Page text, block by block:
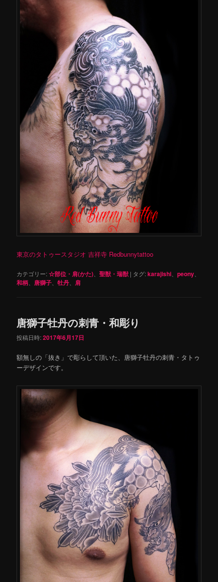
東京のタトゥースタジオ 吉祥寺 Redbunnytattoo
カテゴリー:☆部位・肩(かた) 、聖獣・瑞獣 | タグ:karajishi 、peony
和柄 唐獅子 、牡丹 肩
唐獅子牡丹の刺青・和彫り
投稿日時:2017年6月17日
額無しの「抜き」で彫らして頂いた、唐獅子牡丹の刺青・タトゥ
ーデザインです。